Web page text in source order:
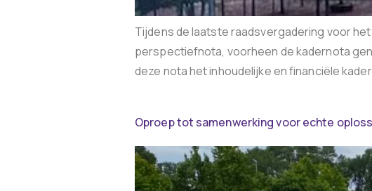
Tijdens de laatste raadsvergadering voor
perspectiefnota, voorheen de kadernota
deze nota het inhoudelijke en financiële
Oproep tot samenwerking voor echte